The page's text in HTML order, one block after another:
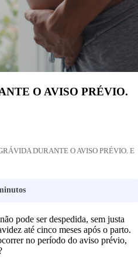
O AVISO PRÉVIO.
DURANTE O AVISO PRÉVIO. E
pode ser despedida, sem justa
até cinco meses após o parto.
no período do aviso prévio,